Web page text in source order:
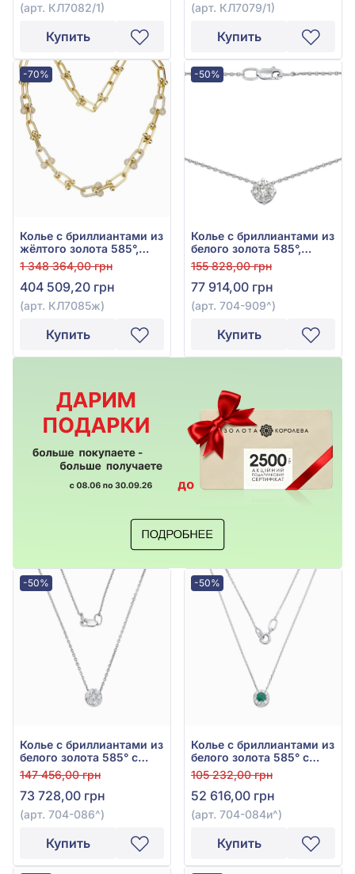
(арт. КЛ7082/1)
Купить
(арт. КЛ7079/1)
Купить
-70%
Колье с бриллиантами из
жёлтого золота 585°,
Бриллиант 5,4ct, арт.
КЛ7085ж
1 348 364,00 грн
404 509,20 грн
(арт. КЛ7085ж)
Купить
-50%
Колье с бриллиантами из
белого золота 585°,
бриллиант 0,35ct, арт.
704-909
155 828,00 грн
77 914,00 грн
(арт. 704-909^)
Купить
-50%
Колье с бриллиантами из
белого золота 585° с
бриллиантом 0,34ct, арт.
704-086
147 456,00 грн
73 728,00 грн
(арт. 704-086^)
Купить
-50%
Колье с бриллиантами из
белого золота 585° с
зелёным изумрудом
0,23ct и бриллиантом
0,13ct, арт. 704-084и
105 232,00 грн
52 616,00 грн
(арт. 704-084и^)
Купить